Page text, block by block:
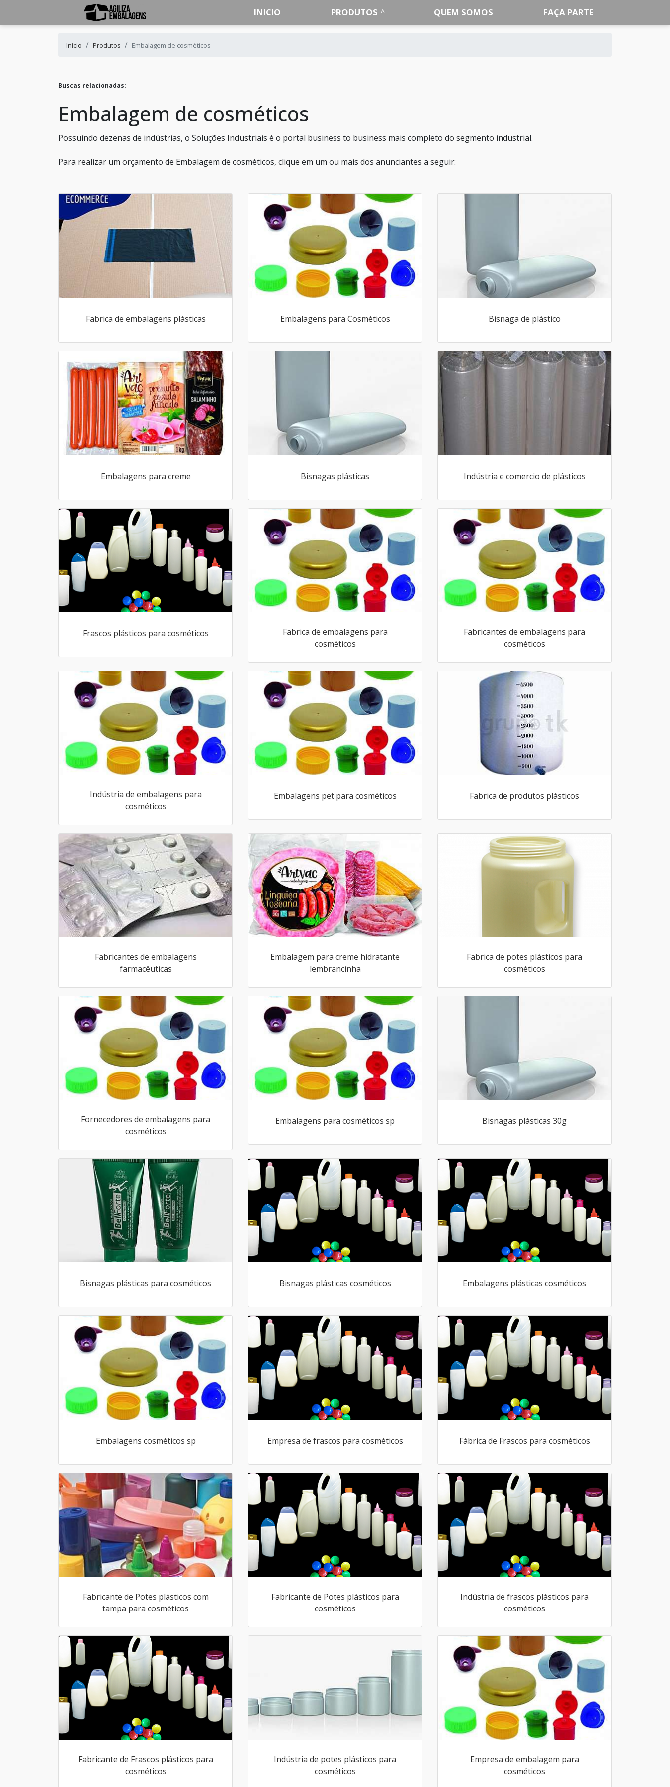
INICIO PRODUTOS QUEM SOMOS FAÇA PARTE
Início Produtos Embalagem de cosméticos
Buscas relacionadas:
Embalagem de cosméticos
Possuindo dezenas de indústrias, o Soluções Industriais é o portal business to business mais completo do segmento industrial.
Para realizar um orçamento de Embalagem de cosméticos, clique em um ou mais dos anunciantes a seguir:
Fabrica de embalagens plásticas Embalagens para Cosméticos Bisnaga de plástico
Embalagens para creme Bisnagas plásticas Indústria e comercio de plásticos
Frascos plásticos para cosméticos
Fabrica de embalagens para
cosméticos
Fabricantes de embalagens para
cosméticos
Indústria de embalagens para
cosméticos
Embalagens pet para cosméticos Fabrica de produtos plásticos
Fabricantes de embalagens
farmacêuticas
Embalagem para creme hidratante
lembrancinha
Fabrica de potes plásticos para
cosméticos
Fornecedores de embalagens para
cosméticos
Embalagens para cosméticos sp Bisnagas plásticas 30g
Bisnagas plásticas para cosméticos Bisnagas plásticas cosméticos Embalagens plásticas cosméticos
Embalagens cosméticos sp Empresa de frascos para cosméticos Fábrica de Frascos para cosméticos
Fabricante de Potes plásticos com
tampa para cosméticos
Fabricante de Potes plásticos para
cosméticos
Indústria de frascos plásticos para
cosméticos
Fabricante de Frascos plásticos para
cosméticos
Indústria de potes plásticos para
cosméticos
Empresa de embalagem para
cosméticos